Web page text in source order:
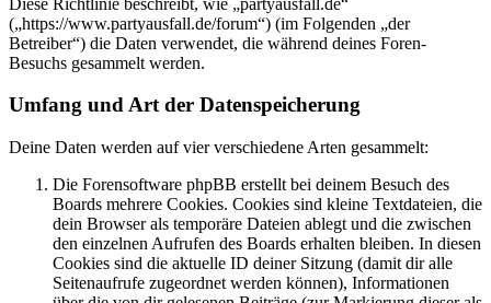
(„https://www.partyausfall.de/forum“) (im Folgenden „der
Betreiber“) die Daten verwendet, die während deines Foren-
Besuchs gesammelt werden.
Umfang und Art der Datenspeicherung
Deine Daten werden auf vier verschiedene Arten gesammelt:
Die Forensoftware phpBB erstellt bei deinem Besuch des
Boards mehrere Cookies. Cookies sind kleine Textdateien, die
dein Browser als temporäre Dateien ablegt und die zwischen
den einzelnen Aufrufen des Boards erhalten bleiben. In diesen
Cookies sind die aktuelle ID deiner Sitzung (damit dir alle
Seitenaufrufe zugeordnet werden können), Informationen